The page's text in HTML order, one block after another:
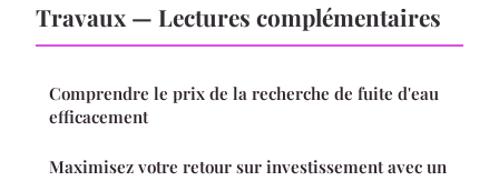
Travaux — Lectures complémentaires
Comprendre le prix de la recherche de fuite d'eau
efficacement
Maximisez votre retour sur investissement avec un